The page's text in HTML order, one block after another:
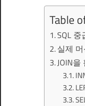
Table
SQL
실제
JOIN